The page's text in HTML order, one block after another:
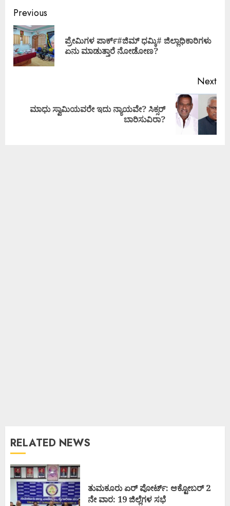
Previous
ಪ್ರೇಮಿಗಳ ಪಾರ್ಕ್#ಜಿಮ್ ಧಮ್ಕಿ# ಜಿಲ್ಲಾಧಿಕಾರಿಗಳು
ಏನು ಮಾಡುತ್ತಾರೆ ನೋಡೋಣ?
Next
ಮಾಧು ಸ್ವಾಮಿಯವರೇ ಇದು ನ್ಯಾಯವೇ? ಸಿಕ್ಸರ್
ಬಾರಿಸುವಿರಾ?
RELATED NEWS
ತುಮಕೂರು ಏರ್ ಪೋರ್ಟ್: ಆಕ್ಟೋಬರ್ 2
ನೇ ವಾರ: 19 ಜಿಲ್ಲೆಗಳ ಸಭೆ